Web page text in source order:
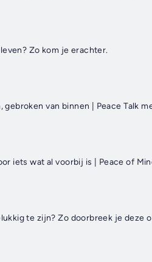
Zo kom je erachter.
gebroken van binnen | Peace Talk
iets wat al voorbij is | Peace of
te zijn? Zo doorbreek je deze